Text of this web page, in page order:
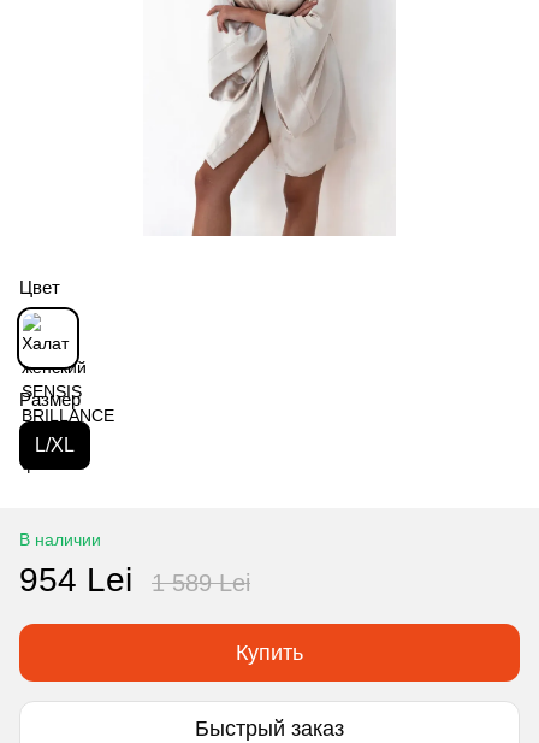
Цвет
Размер
L/XL
В наличии
954 Lei 1 589 Lei
Купить
Быстрый заказ